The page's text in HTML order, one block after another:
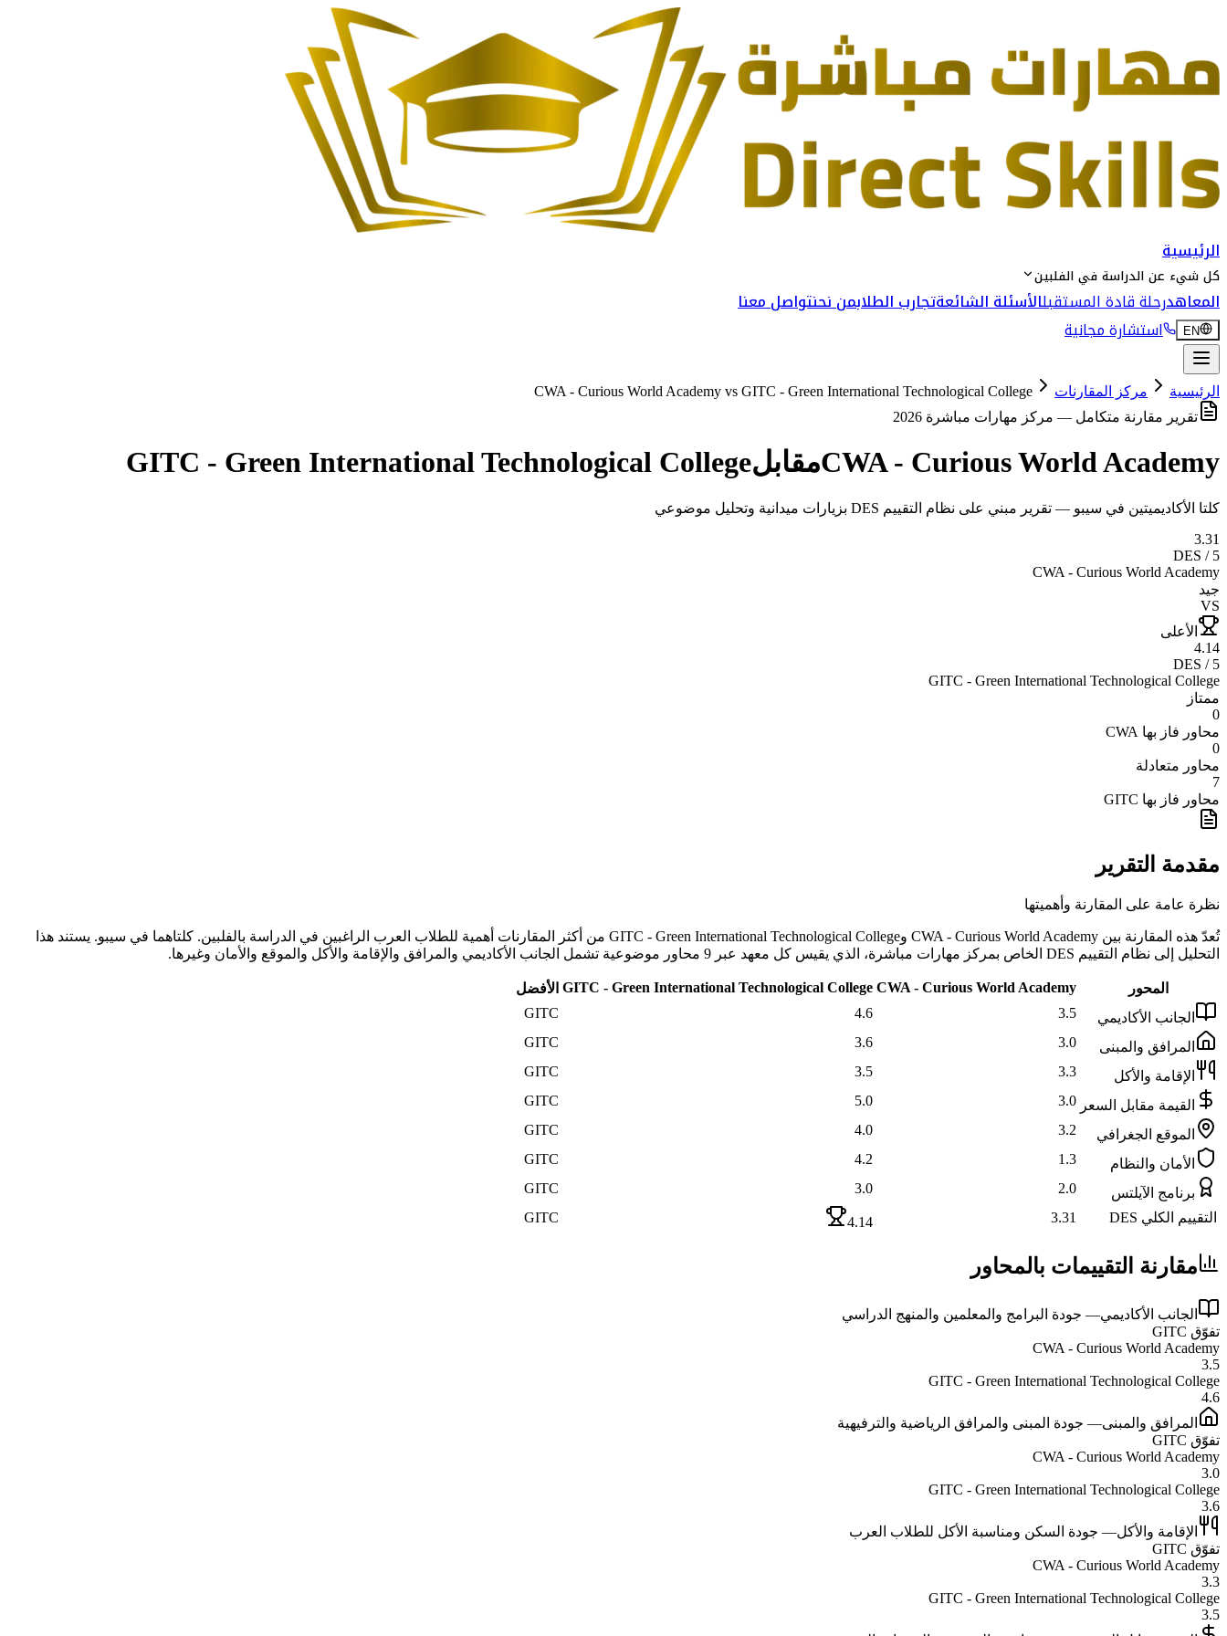
الرئيسية
كل شيء عن الدراسة في الفلبين
المعاهدرحلة قادة المستقبلالأسئلة الشائعةتجارب الطلابمن نحنتواصل معنا
EN استشارة مجانية
الرئيسية مركز المقارنات CWA - Curious World Academy vs GITC - Green International Technological College
تقرير مقارنة متكامل — مركز مهارات مباشرة 2026
CWA - Curious World AcademyمقابلGITC - Green International Technological College
كلتا الأكاديميتين في سيبو — تقرير مبني على نظام التقييم DES بزيارات ميدانية وتحليل موضوعي
3.31
DES / 5
CWA - Curious World Academy
جيد
VS
الأعلى
4.14
DES / 5
GITC - Green International Technological College
ممتاز
0
محاور فاز بها CWA
0
محاور متعادلة
7
محاور فاز بها GITC
مقدمة التقرير
نظرة عامة على المقارنة وأهميتها
تُعدّ هذه المقارنة بين CWA - Curious World Academy وGITC - Green International Technological College من أكثر المقارنات أهمية للطلاب العرب الراغبين في الدراسة بالفلبين. كلتاهما في سيبو. يستند هذا
التحليل إلى نظام التقييم DES الخاص بمركز مهارات مباشرة، الذي يقيس كل معهد عبر 9 محاور موضوعية تشمل الجانب الأكاديمي والمرافق والإقامة والأكل والموقع والأمان وغيرها.
المحور CWA - Curious World Academy
GITC - Green International Technological College الأفضل
الجانب الأكاديمي
3.5
4.6
GITC
المرافق والمبنى 3.0
3.6
GITC
الإقامة والأكل 3.3
3.5
GITC
القيمة مقابل السعر 3.0
5.0
GITC
الموقع الجغرافي 3.2
4.0
GITC
الأمان والنظام 1.3
4.2
GITC
برنامج الآيلتس 2.0
3.0
GITC
التقييم الكلي DES
3.31
4.14
GITC
مقارنة التقييمات بالمحاور
الجانب الأكاديمي— جودة البرامج والمعلمين والمنهج الدراسي
تفوّق GITC
CWA - Curious World Academy
3.5
GITC - Green International Technological College
4.6
المرافق والمبنى— جودة المبنى والمرافق الرياضية والترفيهية
تفوّق GITC
CWA - Curious World Academy
3.0
GITC - Green International Technological College
3.6
الإقامة والأكل— جودة السكن ومناسبة الأكل للطلاب العرب
تفوّق GITC
CWA - Curious World Academy
3.3
GITC - Green International Technological College
3.5